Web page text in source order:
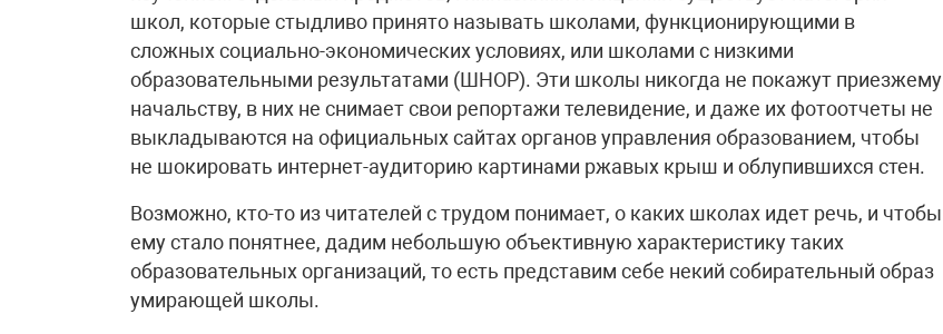
школ, которые стыдливо принято называть школами, функционирующими в
сложных социально-экономических условиях, или школами с низкими
образовательными результатами (ШНОР). Эти школы никогда не покажут приезжему
начальству, в них не снимает свои репортажи телевидение, и даже их фотоотчеты не
выкладываются на официальных сайтах органов управления образованием, чтобы
не шокировать интернет-ауди­торию картинами ржавых крыш и облупившихся стен.
Возможно, кто-то из читателей с трудом понимает, о каких школах идет речь, и чтобы
ему стало понятнее, дадим небольшую объективную характеристику таких
образовательных организаций, то есть представим себе некий собирательный образ
умирающей школы.